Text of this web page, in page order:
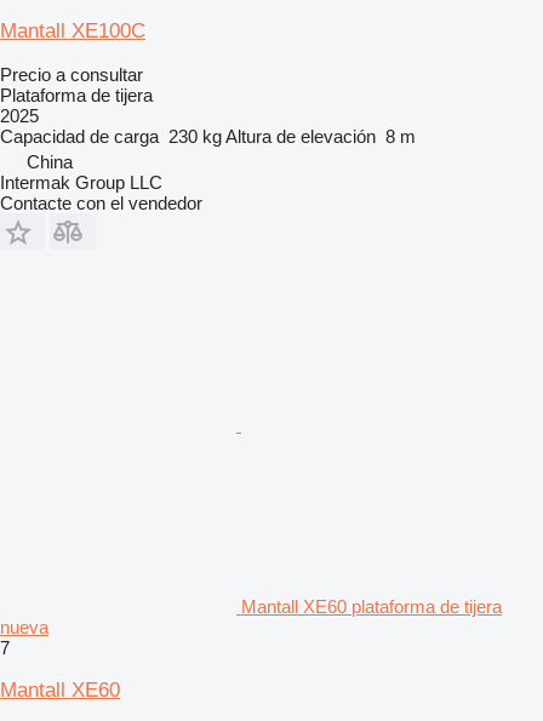
Mantall XE100C
Precio a consultar
Plataforma de tijera
2025
Capacidad de carga 230 kgAltura de elevación 8 m
China
Intermak Group LLC
Contacte con el vendedor
Mantall XE60 plataforma de tijera
nueva
7
Mantall XE60